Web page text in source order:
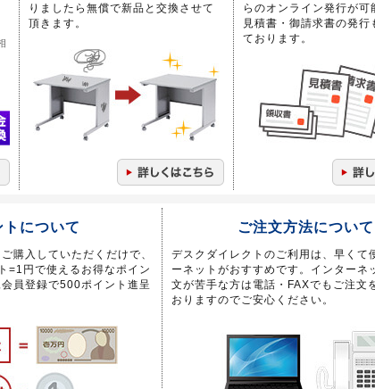
りましたら無償で新品と交換させて
頂きます。
らのオンライン発行が可
見積書・御請求書の発行
ております。
トについて
購入していただくだけで、
=1円で使えるお得なポイン
員登録で500ポイント進呈
ご注文方法について
デスクダイレクトのご利用は、早くて
ーネットがおすすめです。インターネ
文が苦手な方は電話・FAXでもご注文
おりますのでご安心ください。